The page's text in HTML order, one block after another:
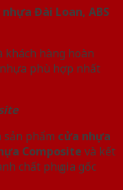
nhựa Đài Loan, ABS
khách hàng hoàn
phù hợp nhất
sản phẩm cửa nhựa
Composite và kết
chất phụ gia gốc